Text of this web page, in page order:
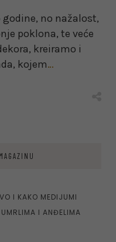
no nažalost,
poklona, te veće
kreiramo i
kojem…
I KAKO MEDIJUMI
I ANĐELIMA